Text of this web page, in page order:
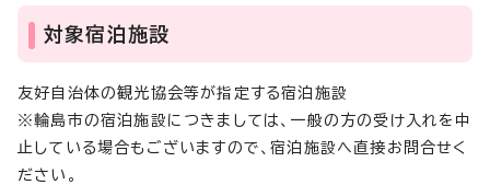
対象宿泊施設
友好自治体の観光協会等が指定する宿泊施設
※輪島市の宿泊施設につきましては、一般の方の受け入れを中
止している場合もございますので、宿泊施設へ直接お問合せく
ださい。